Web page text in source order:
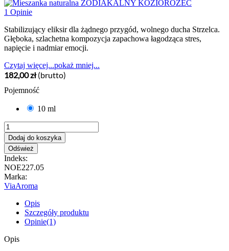
1 Opinie
Stabilizujący eliksir dla żądnego przygód, wolnego ducha Strzelca.
Głęboka, szlachetna kompozycja zapachowa łagodząca stres,
napięcie i nadmiar emocji.
Czytaj więcej...pokaż mniej...
182,00 zł (brutto)
Pojemność
10 ml
Dodaj do koszyka
Indeks:
NOE227.05
Marka:
ViaAroma
Opis
Szczegóły produktu
Opinie(1)
Opis